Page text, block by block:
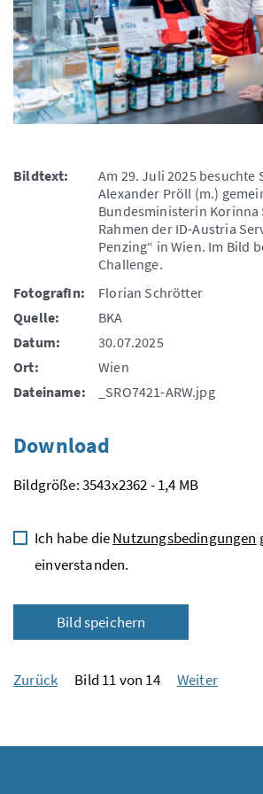
Bildtext:
Am 29. Juli 2025 besuchte
Alexander Pröll (m.)
Bundesministerin Korinna
Rahmen der ID-Austria
Penzing“ in Wien. Im Bild
Challenge.
FotografIn:
Florian Schrötter
Quelle:
BKA
Datum:
30.07.2025
Ort:
Wien
Dateiname:
_SRO7421-ARW.jpg
Download
Bildgröße: 3543x2362 - 1,4 MB
Ich habe dieNutzungsbedingungen
einverstanden.
Bild speichern
Zurück Bild 11 von 14 Weiter